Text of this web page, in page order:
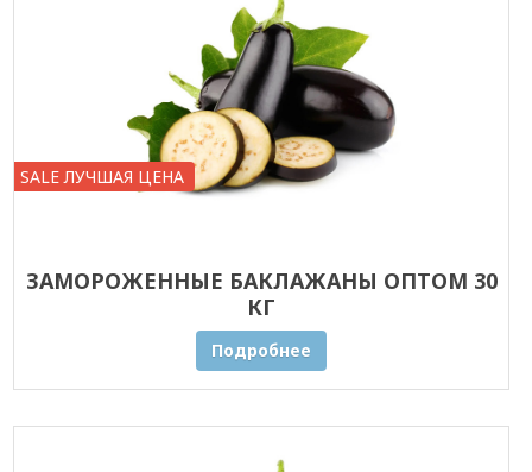
SALE ЛУЧШАЯ ЦЕНА
ЗАМОРОЖЕННЫЕ БАКЛАЖАНЫ ОПТОМ 30
КГ
Подробнее